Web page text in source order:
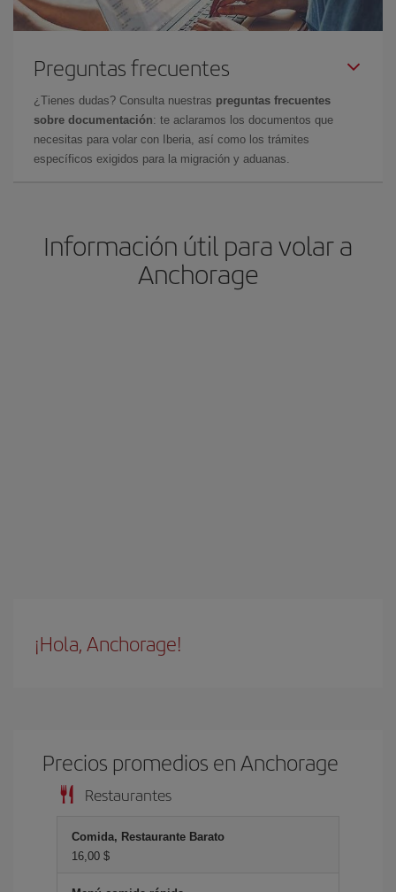
Preguntas frecuentes
¿Tienes dudas? Consulta nuestras preguntas frecuentes
sobre documentación: te aclaramos los documentos que
necesitas para volar con Iberia, así como los trámites
específicos exigidos para la migración y aduanas.
Información útil para volar a
Anchorage
¡Hola, Anchorage!
Precios promedios en Anchorage
Restaurantes
Comida, Restaurante Barato
16,00 $